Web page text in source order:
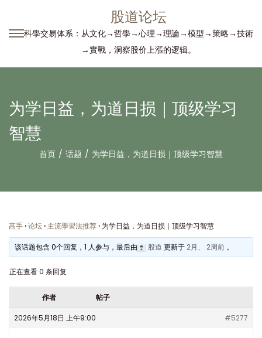
到
到
股道论坛
科學交易体系：从文化→哲學→心理→理論→模型→策略→技術
→實戰，洞察股价上漲的逻辑。
为学日益，为道日损｜顶级学习
智慧
首页 / 话题 / 为学日益，为道日损｜顶级学习智慧
高手›论坛› 主流學習法推荐› 为学日益，为道日损｜顶级学习智慧
该话题包含 0个回复，1 人参与，最后由 股道 更新于 2月、 2周前 。
正在查看 0 条回复
作者 帖子
2026年5月18日 上午9:00 #5277